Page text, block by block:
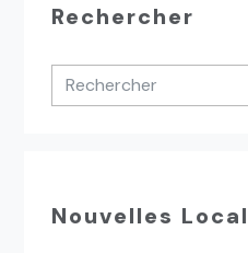
Rechercher
Nouvelles